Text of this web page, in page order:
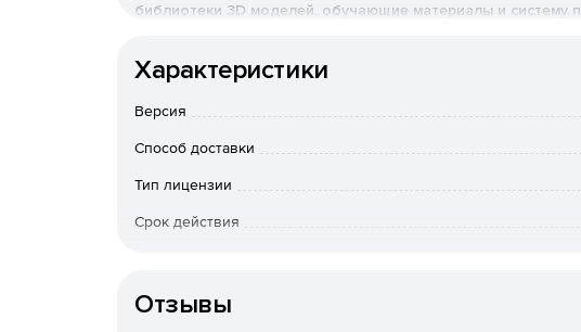
библиотеки 3D моделей, обучающие материалы и систему
Состав EV Toolbox
Редактор сценариев AR и VR проектов: на выбор
Удобный редактор 3D-сцен: создание виртуальных миров,
700+ моделей и 20+ встроенных шаблонов проектов:
Характеристики
Версия
Способ доставки
Тип лицензии
Срок действия
Отзывы